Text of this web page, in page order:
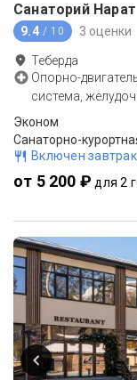
Санаторий Нарат
9.4 / 10 3 оценки
Теберда
Опорно-
система,
Эконом
Санаторно-
Включен
от 5 200 ₽ для 2